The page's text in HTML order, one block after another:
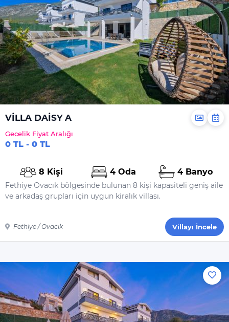
VİLLA DAİSY A
Gecelik Fiyat Aralığı
0 TL - 0 TL
8 Kişi 4 Oda 4 Banyo
Fethiye Ovacık bölgesinde bulunan 8 kişi kapasiteli geniş aile
ve arkadaş grupları için uygun kiralık villası.
Fethiye / Ovacık Villayı İncele